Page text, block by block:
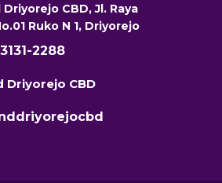
CBD, Jl. Raya
Ruko N 1, Driyorejo
2288
Driyorejo CBD